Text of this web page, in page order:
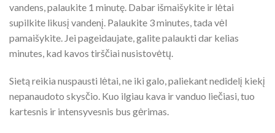
vandens, palaukite 1 minutę. Dabar išmaišykite ir lėtai
supilkite likusį vandenį. Palaukite 3 minutes, tada vėl
pamaišykite. Jei pageidaujate, galite palaukti dar kelias
minutes, kad kavos tirščiai nusistovėtų.
Sietą reikia nuspausti lėtai, ne iki galo, paliekant nedidelį kiekį
nepanaudoto skysčio. Kuo ilgiau kava ir vanduo liečiasi, tuo
kartesnis ir intensyvesnis bus gėrimas.